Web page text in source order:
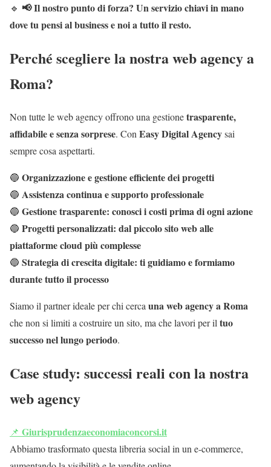
🔹 📢 Il nostro punto di forza? Un servizio chiavi in mano
dove tu pensi al business e noi a tutto il resto.
Perché scegliere la nostra web agency a
Roma?
Non tutte le web agency offrono una gestionetrasparente,
affidabile e senza sorprese. Con Easy Digital Agencysai
sempre cosa aspettarti.
🔵 Organizzazione e gestione efficiente dei progetti
🔵 Assistenza continua e supporto professionale
🔵 Gestione trasparente: conosci i costi prima di ogni azione
🔵 Progetti personalizzati: dal piccolo sito web alle
piattaforme cloud più complesse
🔵 Strategia di crescita digitale: ti guidiamo e formiamo
durante tutto il processo
Siamo il partner ideale per chi cerca una web agency a Roma
che non si limiti a costruire un sito, ma che lavori per il tuo
successo nel lungo periodo.
Case study: successi reali con la nostra
web agency
📌 Giurisprudenzaeconomiaconcorsi.it
Abbiamo trasformato questa libreria social in un e-commerce,